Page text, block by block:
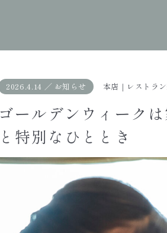
2026.4.14 ／ お知らせ 本店 ｜ レストラ
ゴールデンウィーク
と特別なひととき